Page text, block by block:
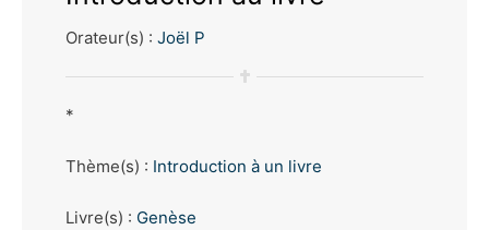
Orateur(s) : Joël P
*
Thème(s) : Introduction à un livre
Livre(s) : Genèse